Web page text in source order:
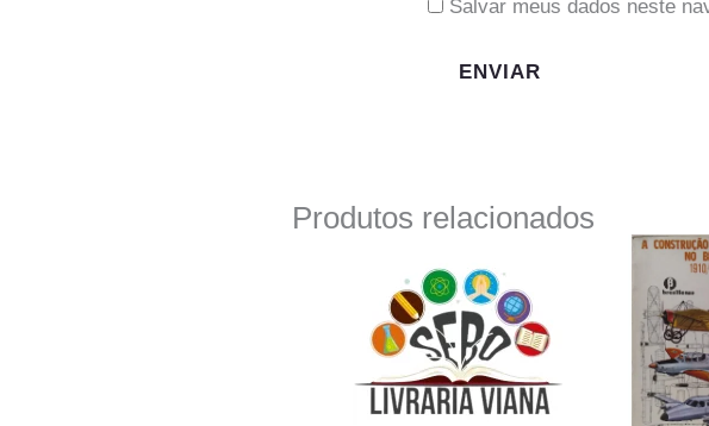
Salvar meus dados neste
Produtos relacionados